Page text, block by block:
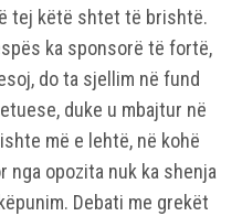
tej këtë shtet të brishtë.
ka sponsorë të fortë,
do ta sjellim në fund
duke u mbajtur në
më e lehtë, në kohë
nga opozita nuk ka shenja
Debati me grekët